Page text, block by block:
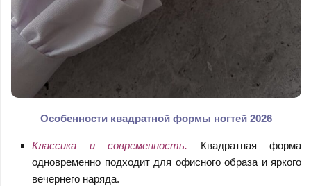
Особенности квадратной формы ногтей 2026
Классика и современность. Квадратная форма
одновременно подходит для офисного образа и яркого
вечернего наряда.